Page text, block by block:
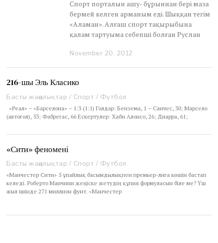
Спорт порталын ашу- бұрыннан бері маза
бермей келген арманым еді. Шыққан тегім
«Аламан». Алғаш спорт тақырыбына
қалам тартуыма себепші болған Руслан
November 20, 2012
e
r
2
216-шы Эль Класико
Басты жаңалықтар / Спорт / Футбол
«Реал» – «Барселона» – 1:3 (1:1) Голдар: Бензема, 1 – Санчес, 30; Марсело
(автогол), 53; Фабрегас, 66 Ескертулер: Хаби Алонсо, 26; Диарра, 61;
«Сити» феномені
Басты жаңалықтар / Спорт / Футбол
«Манчестер Сити» 5 ұпайлық басымдылықпен премьер-лига көшін бастап
келеді. Роберто Манчини жеңіске жетудің құпия формуласын біле ме? Үш
жыл ішінде 271 миллион фунт. «Манчестер